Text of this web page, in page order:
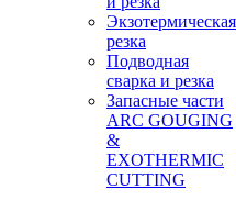
Экзотермическая
резка
Подводная
сварка и резка
Запасные части
ARC GOUGING
&
EXOTHERMIC
CUTTING